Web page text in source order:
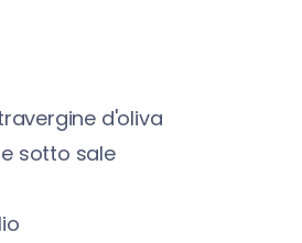
d'oliva
sotto sale